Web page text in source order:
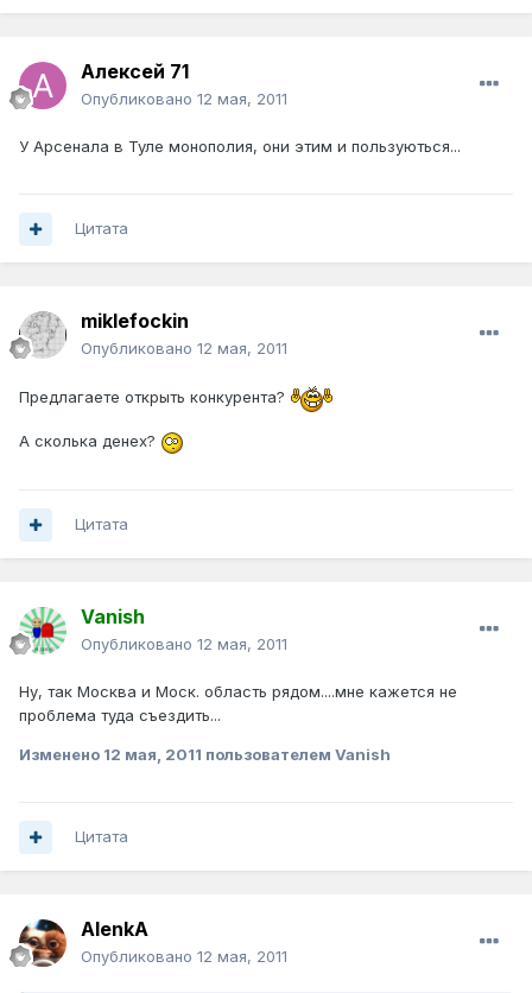
Алексей 71
Опубликовано 12 мая, 2011
У Арсенала в Туле монополия, они этим и пользуються...
Цитата
miklefockin
Опубликовано 12 мая, 2011
Предлагаете открыть конкурента?
А сколька денех?
Цитата
Vanish
Опубликовано 12 мая, 2011
Ну, так Москва и Моск. область рядом....мне кажется не
проблема туда съездить...
Изменено 12 мая, 2011 пользователем Vanish
Цитата
AlenkA
Опубликовано 12 мая, 2011